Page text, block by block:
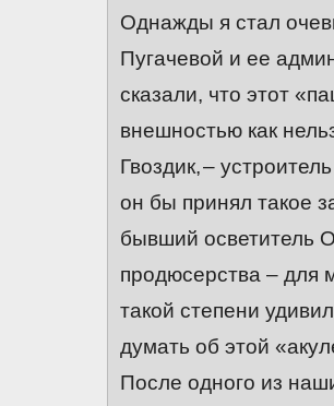
Однажды я стал
Пугачевой и ее
сказали, что этот
внешностью как
Гвоздик, –
он бы принял такое
бывший осветитель
продюсерства – для
такой степени
думать об этой
После одного из